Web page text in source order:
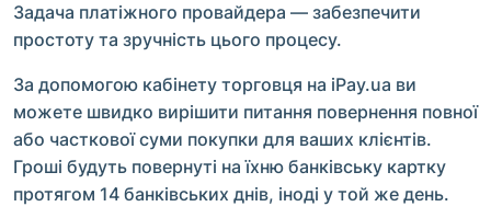
Задача платіжного провайдера — забезпечити
простоту та зручність цього процесу.
За допомогою кабінету торговця на iPay.ua ви
можете швидко вирішити питання повернення повної
або часткової суми покупки для ваших клієнтів.
Гроші будуть повернуті на їхню банківську картку
протягом 14 банківських днів, іноді у той же день.